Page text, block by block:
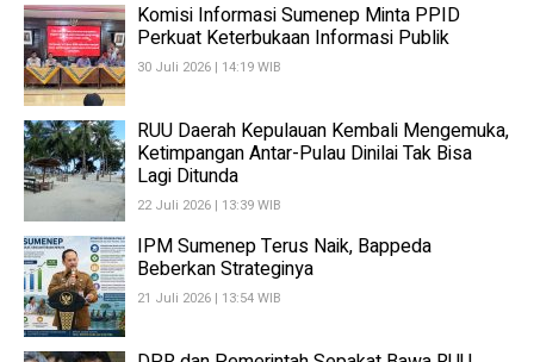
Komisi Informasi Sumenep Minta PPID
Perkuat Keterbukaan Informasi Publik
30 Juli 2026 | 14:19 WIB
RUU Daerah Kepulauan Kembali Mengemuka,
Ketimpangan Antar-Pulau Dinilai Tak Bisa
Lagi Ditunda
22 Juli 2026 | 13:39 WIB
IPM Sumenep Terus Naik, Bappeda
Beberkan Strateginya
21 Juli 2026 | 13:54 WIB